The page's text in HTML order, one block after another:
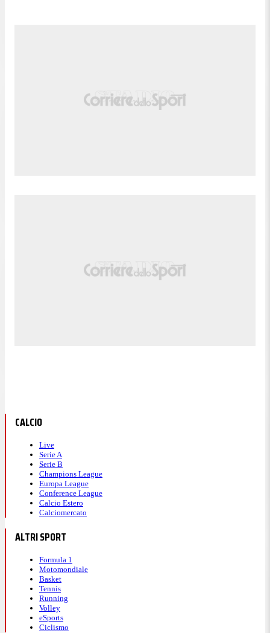
CALCIO
Live
Serie A
Serie B
Champions League
Europa League
Conference League
Calcio Estero
Calciomercato
ALTRI SPORT
Formula 1
Motomondiale
Basket
Tennis
Running
Volley
eSports
Ciclismo